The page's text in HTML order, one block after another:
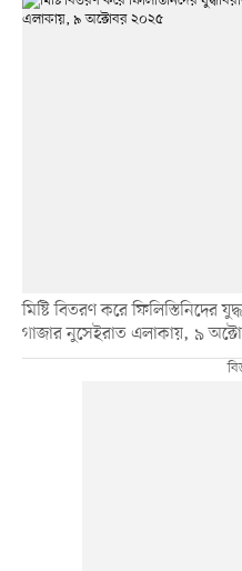
মিষ্টি বিতরণ করে ফিলিস্তিনিদের
গাজার নুসেইরাত এলাকায়, ৯